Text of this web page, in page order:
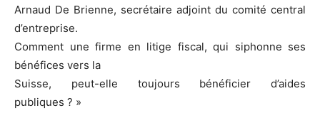
Arnaud De Brienne, secrétaire adjoint du comité central
d’entreprise.
Comment une firme en litige fiscal, qui siphonne ses
bénéfices vers la
Suisse, peut-elle toujours bénéficier d’aides
publiques ? »